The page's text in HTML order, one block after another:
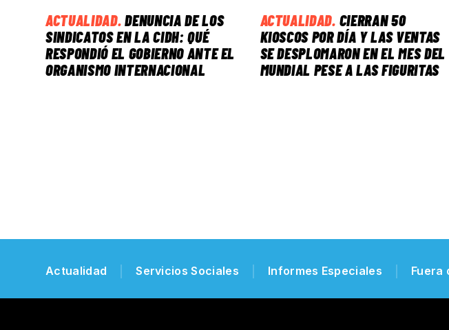
ACTUALIDAD. DENUNCIA DE LOS
SINDICATOS EN LA CIDH: QUÉ
RESPONDIÓ EL GOBIERNO ANTE EL
ORGANISMO INTERNACIONAL
ACTUALIDAD. CIERRAN 50
KIOSCOS POR DÍA Y LAS VENTAS
SE DESPLOMARON EN EL MES DEL
MUNDIAL PESE A LAS FIGURITAS
Actualidad Servicios Sociales Informes Especiales Fuera